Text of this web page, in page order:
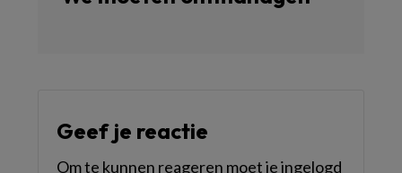
Geef je reactie
Om te kunnen reageren moet je ingelogd